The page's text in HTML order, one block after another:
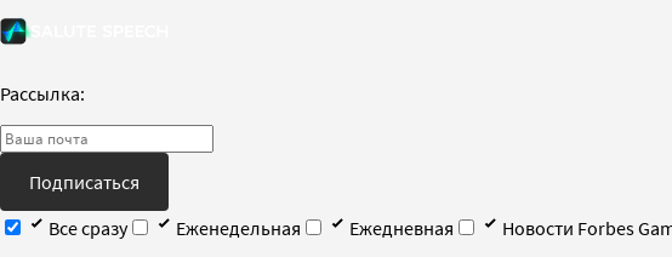
Рассылка:
Подписаться
Все сразу
Еженедельная Ежедневная
Новости Forbes